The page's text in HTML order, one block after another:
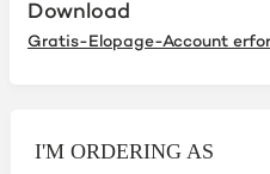
Download
Gratis-Elopage-Account
I'M ORDERING AS